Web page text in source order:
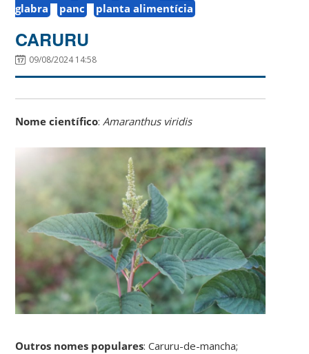
glabra
panc planta alimentícia
CARURU
09/08/2024 14:58
Nome científico:Amaranthus viridis
Outros nomes populares: Caruru-de-mancha;